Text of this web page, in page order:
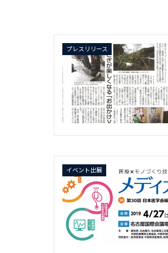
プレスリリース
イベント出展